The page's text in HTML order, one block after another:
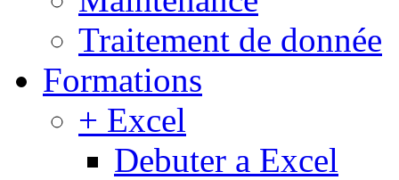
Traitement de donnée
Formations
+ Excel
Debuter a Excel